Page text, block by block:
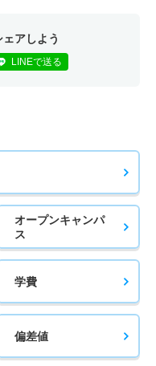
アしよう
LINEで送る
オープンキャンパ
ス
学費
偏差値